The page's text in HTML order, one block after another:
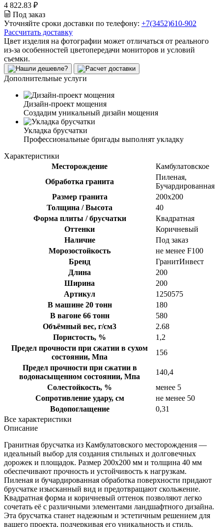
4 822.83 ₽
Под заказ
Уточняйте сроки доставки по телефону: +7(3452)610-902
Рассчитать доставку
Цвет изделия на фотографии может отличаться от реального
из-за особенностей цветопередачи мониторов и условий
съемки.
Дополнительные услуги
Дизайн-проект мощения
Создадим уникальный дизайн мощения
Укладка брусчатки
Профессиональные бригады выполнят укладку
Характеристики
Месторождение
Камбулатовское
Обработка гранита
Пиленая,
Бучардированная
Размер гранита
200х200
Толщина / Высота
40
Форма плиты / брусчатки
Квадратная
Оттенки
Коричневый
Наличие
Под заказ
Морозостойкость
не менее F100
Бренд
ГранитИнвест
Длина
200
Ширина
200
Артикул
1250575
В машине 20 тонн
180
В вагоне 66 тонн
580
Объёмный вес, г/см3
2.68
Пористость, %
1,2
Предел прочности при сжатии в сухом
состоянии, Мпа
156
Предел прочности при сжатии в
водонасыщенном состоянии, Мпа
140,4
Солестойкость, %
менее 5
Сопротивление удару, см
не менее 50
Водопоглащение
0,31
Все характеристики
Описание
Гранитная брусчатка из Камбулатовского месторождения —
идеальный выбор для создания стильных и долговечных
дорожек и площадок. Размер 200х200 мм и толщина 40 мм
обеспечивают прочность и устойчивость к нагрузкам.
Пиленая и бучардированная обработка поверхности придают
брусчатке изысканный вид и предотвращают скольжение.
Квадратная форма и коричневый оттенок позволяют легко
сочетать её с различными элементами ландшафтного дизайна.
Эта брусчатка станет надежным и эстетичным решением для
вашего проекта, подчеркивая его уникальность и стиль.